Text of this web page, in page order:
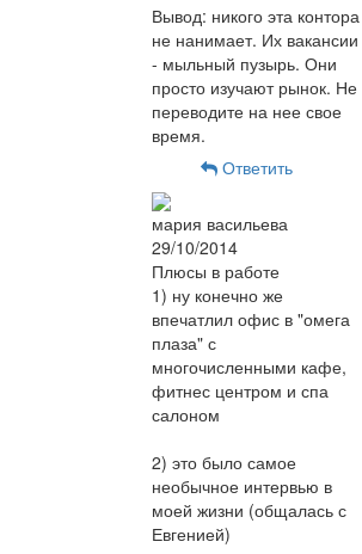
Вывод: никого эта контора
не нанимает. Их вакансии
- мыльный пузырь. Они
просто изучают рынок. Не
переводите на нее свое
время.
Ответить
мария васильева
29/10/2014
Плюсы в работе
1) ну конечно же
впечатлил офис в "омега
плаза" с
многочисленными кафе,
фитнес центром и спа
салоном
2) это было самое
необычное интервью в
моей жизни (общалась с
Евгенией)